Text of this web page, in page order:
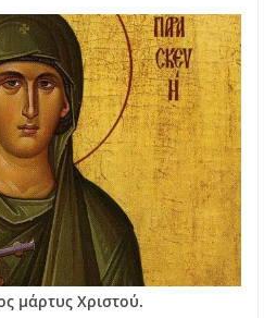
μάρτυς Χριστού.